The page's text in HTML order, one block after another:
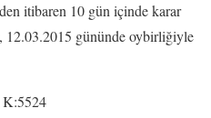
itibaren 10 gün içinde karar
12.03.2015 gününde oybirliğiyle
K:5524